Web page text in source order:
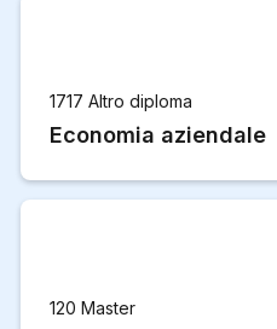
1717 Altro diploma
Economia aziendale
120 Master